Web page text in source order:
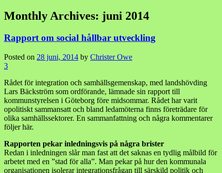
Monthly Archives: juni 2014
Rapport om social hållbar utveckling
Posted on 28 juni, 2014 by Christer Owe
3
Rådet för integration och samhällsgemenskap, med landshövding
Lars Bäckström som ordförande, lämnade sin rapport till
kommunstyrelsen i Göteborg före midsommar. Rådet har varit
opolitiskt sammansatt och bland ledamöterna finns företrädare för
olika samhällssektorer. En sammanfattning och några kommentarer
följer här.
Rapporten pekar inledningsvis på några brister
Redan i inledningen slår man fast att det saknas en tydlig målbild för
arbetet med en ”stad för alla”. Man pekar på hur den kommunala
organisationen isolerar integrationsfrågan till särskild politik och